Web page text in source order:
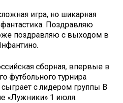
игра, но шикарная
Поздравляю
поздравляю с выходом в
сборная, впервые в
футбольного турнира
с лидером группы B
«Лужники» 1 июля.